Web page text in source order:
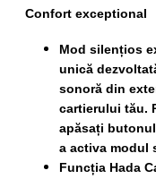
Confort exceptional
Mod silențios
unică
sonoră din
cartierului tău.
apăsați
a activa modul
Funcția Hada